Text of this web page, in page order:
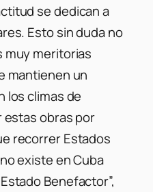
se dedican a
Esto sin duda no
muy meritorias
mantienen un
los climas de
estas obras por
recorrer Estados
existe en Cuba
Benefactor”,